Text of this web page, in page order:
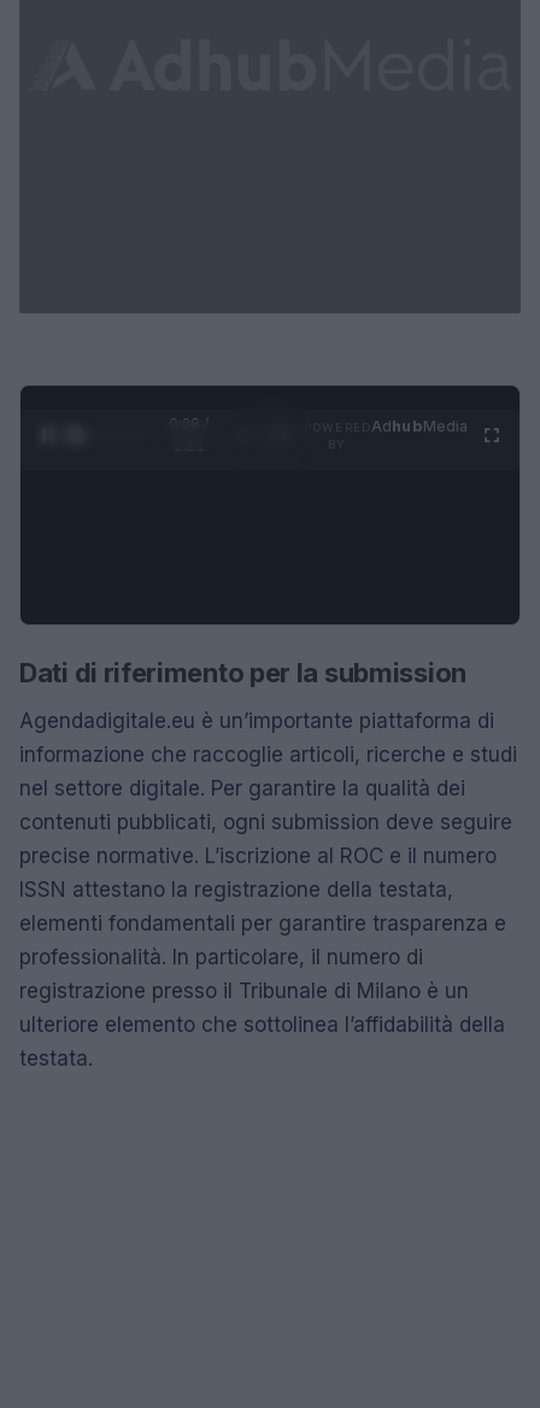
0:28 /
AdhubMedia
Dati di riferimento per la submission
Agendadigitale.eu è un’importante piattaforma di
informazione che raccoglie articoli, ricerche e studi
nel settore digitale. Per garantire la qualità dei
contenuti pubblicati, ogni submission deve seguire
precise normative. L’iscrizione al ROC e il numero
ISSN attestano la registrazione della testata,
elementi fondamentali per garantire trasparenza e
professionalità. In particolare, il numero di
registrazione presso il Tribunale di Milano è un
ulteriore elemento che sottolinea l’affidabilità della
testata.